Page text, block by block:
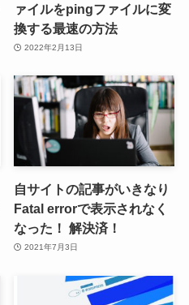
ァイルをpingファイルに変
換する最速の方法
2022年2月13日
自サイトの記事がいきなり
Fatal errorで表示されなく
なった！ 解決済！
2021年7月3日